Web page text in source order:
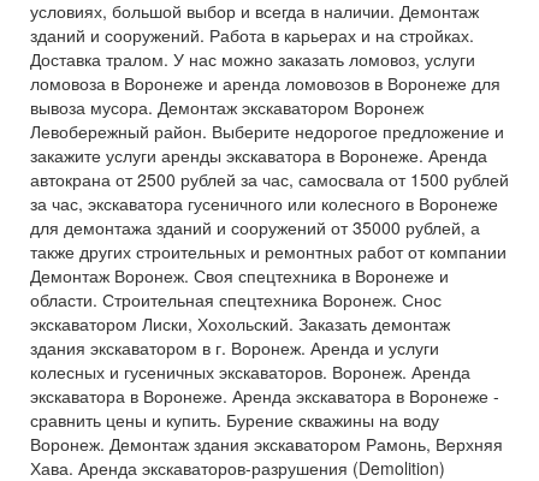
условиях, большой выбор и всегда в наличии. Демонтаж
зданий и сооружений. Работа в карьерах и на стройках.
Доставка тралом. У нас можно заказать ломовоз, услуги
ломовоза в Воронеже и аренда ломовозов в Воронеже для
вывоза мусора. Демонтаж экскаватором Воронеж
Левобережный район. Выберите недорогое предложение и
закажите услуги аренды экскаватора в Воронеже. Аренда
автокрана от 2500 рублей за час, самосвала от 1500 рублей
за час, экскаватора гусеничного или колесного в Воронеже
для демонтажа зданий и сооружений от 35000 рублей, а
также других строительных и ремонтных работ от компании
Демонтаж Воронеж. Своя спецтехника в Воронеже и
области. Строительная спецтехника Воронеж. Снос
экскаватором Лиски, Хохольский. Заказать демонтаж
здания экскаватором в г. Воронеж. Аренда и услуги
колесных и гусеничных экскаваторов. Воронеж. Аренда
экскаватора в Воронеже. Аренда экскаватора в Воронеже -
сравнить цены и купить. Бурение скважины на воду
Воронеж. Демонтаж здания экскаватором Рамонь, Верхняя
Хава. Аренда экскаваторов-разрушения (Demolition)